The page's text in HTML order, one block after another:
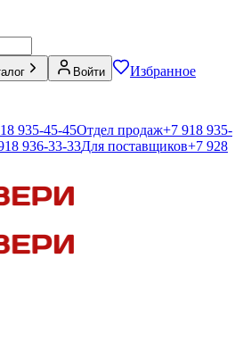
Войти
Избранное
935-45-45Отдел продаж+7 918 935-
936-33-33Для поставщиков+7 928